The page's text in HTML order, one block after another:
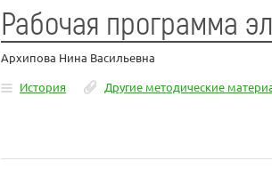
Рабочая программа
Архипова Нина Васильевна
История
Другие методические